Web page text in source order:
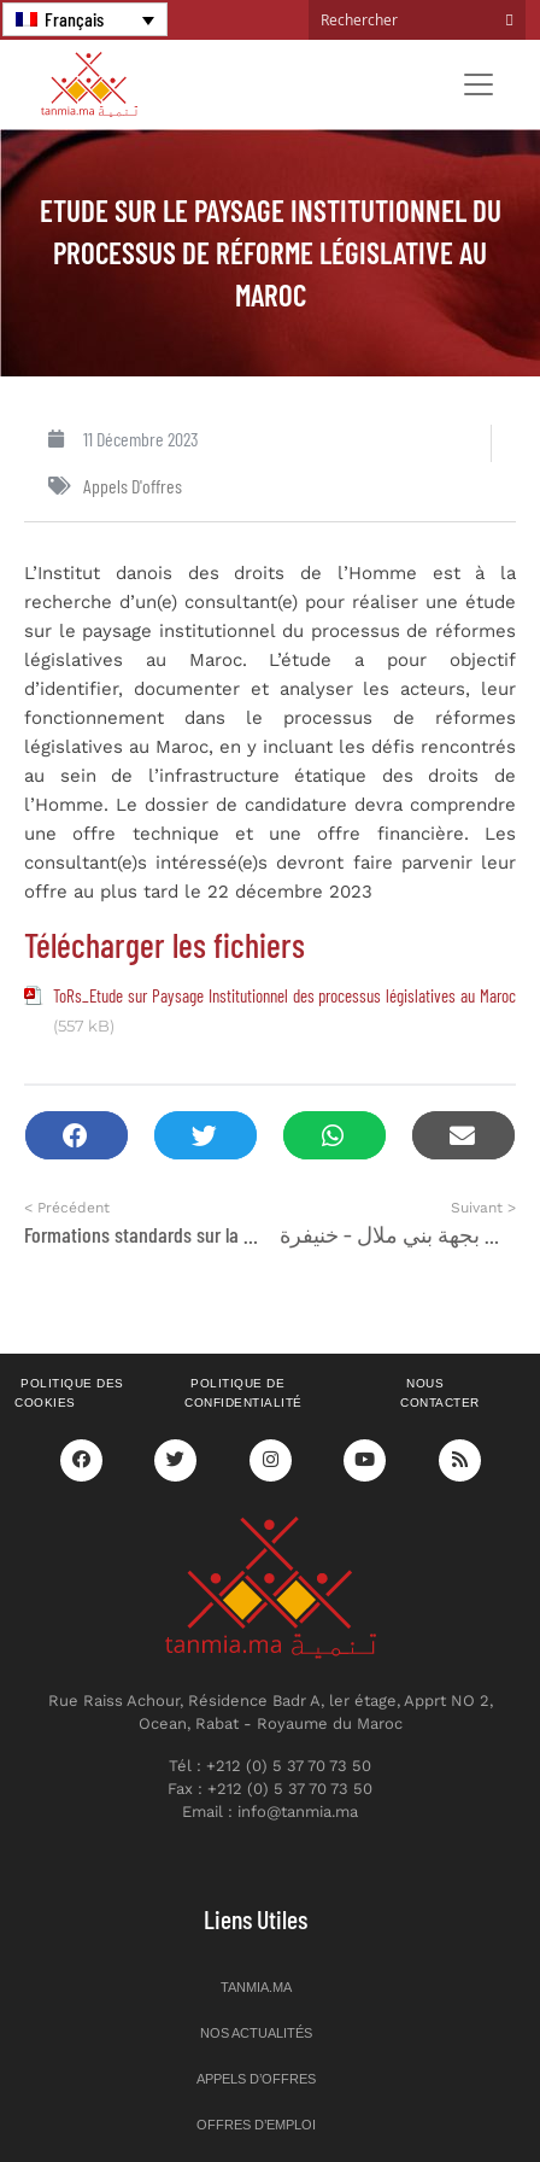
Français
ETUDE SUR LE PAYSAGE INSTITUTIONNEL DU
PROCESSUS DE RÉFORME LÉGISLATIVE AU
MAROC
11 Décembre 2023
Appels D'offres
L’Institut danois des droits de l’Homme est à la
recherche d’un(e) consultant(e) pour réaliser une étude
sur le paysage institutionnel du processus de réformes
législatives au Maroc. L’étude a pour objectif
d’identifier, documenter et analyser les acteurs, leur
fonctionnement dans le processus de réformes
législatives au Maroc, en y incluant les défis rencontrés
au sein de l’infrastructure étatique des droits de
l’Homme. Le dossier de candidature devra comprendre
une offre technique et une offre financière. Les
consultant(e)s intéressé(e)s devront faire parvenir leur
offre au plus tard le 22 décembre 2023
Télécharger les fichiers
ToRs_Etude sur Paysage Institutionnel des processus législatives au Maroc
(557 kB)
< Précédent Suivant >
POLITIQUE DES
COOKIES
POLITIQUE DE
CONFIDENTIALITÉ
NOUS
CONTACTER
Rue Raiss Achour, Résidence Badr A, ler étage, Apprt NO 2,
Ocean, Rabat - Royaume du Maroc
Tél : +212 (0) 5 37 70 73 50
Fax : +212 (0) 5 37 70 73 50
Email : info@tanmia.ma
Liens Utiles
TANMIA.MA
NOS ACTUALITÉS
APPELS D’OFFRES
OFFRES D’EMPLOI